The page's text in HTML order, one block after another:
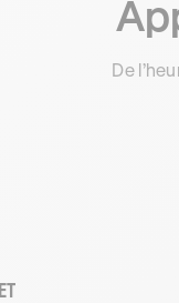
De